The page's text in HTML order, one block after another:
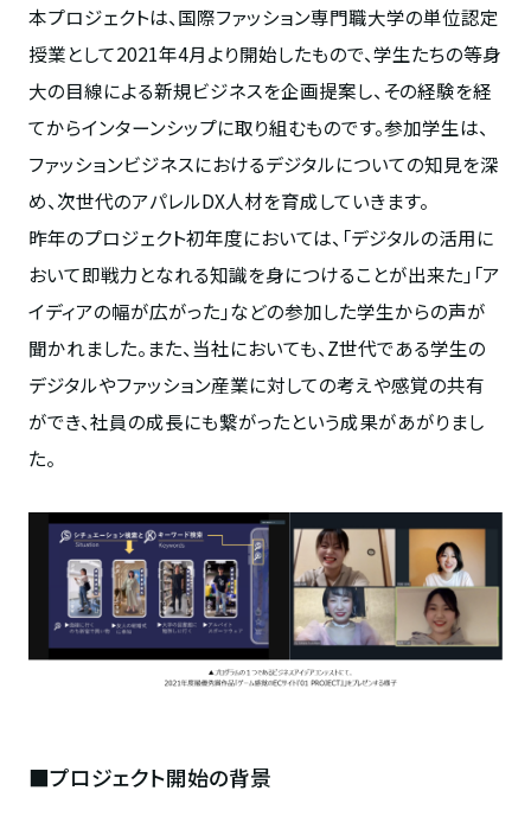
本プロジェクトは、国際ファッション専門職大学の単位認定
授業として2021年4月より開始したもので、学生たちの等身
大の目線による新規ビジネスを企画提案し、その経験を経
てからインターンシップに取り組むものです。参加学生は、
ファッションビジネスにおけるデジタルについての知見を深
め、次世代のアパレルDX人材を育成していきます。
昨年のプロジェクト初年度においては、「デジタルの活用に
おいて即戦力となれる知識を身につけることが出来た」「ア
イディアの幅が広がった」などの参加した学生からの声が
聞かれました。また、当社においても、Z世代である学生の
デジタルやファッション産業に対しての考えや感覚の共有
ができ、社員の成長にも繋がったという成果があがりまし
た。
■プロジェクト開始の背景